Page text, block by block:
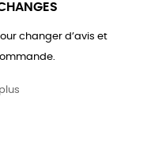
changer d’avis et